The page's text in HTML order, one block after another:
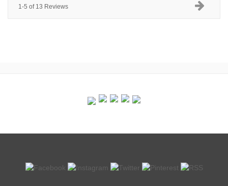
1-5 of 13 Reviews